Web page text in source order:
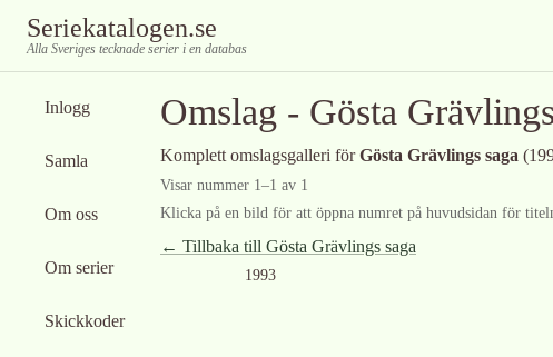
Seriekatalogen.se
Alla Sveriges tecknade serier i en databas
Inlogg
Samla
Om oss
Om serier
Skickkoder
Omslag - Gösta
Komplett omslagsgalleri förGösta Grävlings saga
Visar nummer 1–1 av 1
Klicka på en bild för att öppna numret på huvudsidan för
← Tillbaka till Gösta Grävlings saga
1993